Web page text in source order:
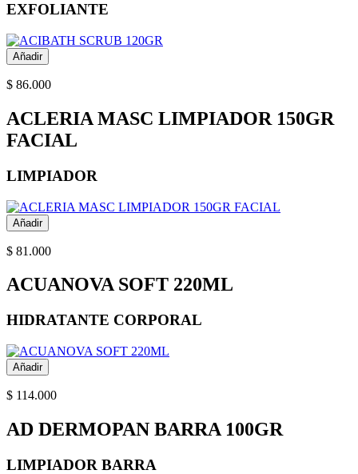
EXFOLIANTE
Añadir
$ 86.000
ACLERIA MASC LIMPIADOR 150GR
FACIAL
LIMPIADOR
Añadir
$ 81.000
ACUANOVA SOFT 220ML
HIDRATANTE CORPORAL
Añadir
$ 114.000
AD DERMOPAN BARRA 100GR
LIMPIADOR BARRA